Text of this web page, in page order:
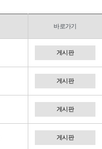
바로가기
게시판
게시판
게시판
게시판